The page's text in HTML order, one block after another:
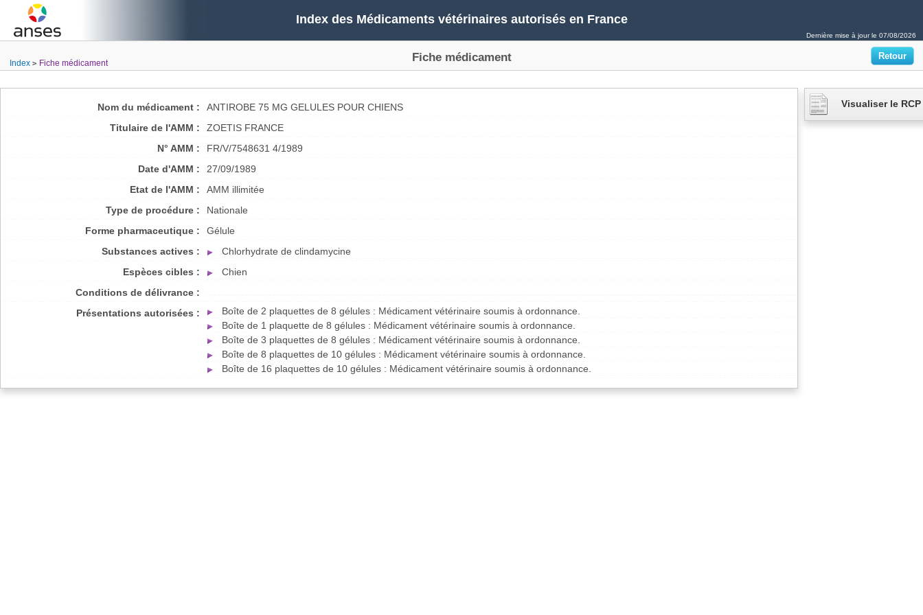
Index des Médicaments vétérinaires autorisés en France
Dernière mise à jour le 07/08/2026
Index Fiche médicament Fiche médicament
Nom du médicament :
ANTIROBE 75 MG GELULES POUR CHIENS
Titulaire de l'AMM :
ZOETIS FRANCE
N° AMM :
FR/V/7548631 4/1989
Date d'AMM :
27/09/1989
Etat de l'AMM :
AMM illimitée
Type de procédure :
Nationale
Forme pharmaceutique :
Gélule
Substances actives :
Chlorhydrate de clindamycine
Espèces cibles :
Chien
Conditions de délivrance :
Présentations autorisées :
Boîte de 2 plaquettes de 8 gélules : Médicament vétérinaire soumis à ordonnance.
Boîte de 1 plaquette de 8 gélules : Médicament vétérinaire soumis à ordonnance.
Boîte de 3 plaquettes de 8 gélules : Médicament vétérinaire soumis à ordonnance.
Boîte de 8 plaquettes de 10 gélules : Médicament vétérinaire soumis à ordonnance.
Boîte de 16 plaquettes de 10 gélules : Médicament vétérinaire soumis à ordonnance.
Visualiser le RCP